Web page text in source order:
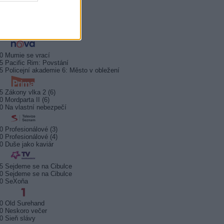
Mumie se vrací
Pacific Rim: Povstání
Policejní akademie 6: Město v obležení
Zákony vlka 2 (6)
Mordparta II (6)
Na vlastní nebezpečí
Profesionálové (3)
Profesionálové (4)
Duše jako kaviár
Sejdeme se na Cibulce
Sejdeme se na Cibulce
SeXoňa
Old Surehand
Neskoro večer
Sieň slávy